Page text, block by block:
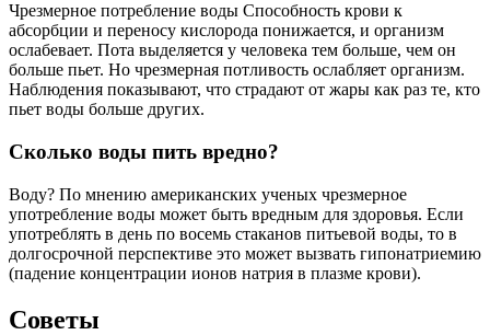
Чрезмерное потребление воды Способность крови к
абсорбции и переносу кислорода понижается, и организм
ослабевает. Пота выделяется у человека тем больше, чем он
больше пьет. Но чрезмерная потливость ослабляет организм.
Наблюдения показывают, что страдают от жары как раз те, кто
пьет воды больше других.
Сколько воды пить вредно?
Воду? По мнению американских ученых чрезмерное
употребление воды может быть вредным для здоровья. Если
употреблять в день по восемь стаканов питьевой воды, то в
долгосрочной перспективе это может вызвать гипонатриемию
(падение концентрации ионов натрия в плазме крови).
Советы